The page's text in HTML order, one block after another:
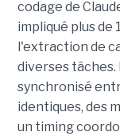
codage de
impliqué plus de
l'extraction de
diverses
synchronisé
identiques, des
un timing